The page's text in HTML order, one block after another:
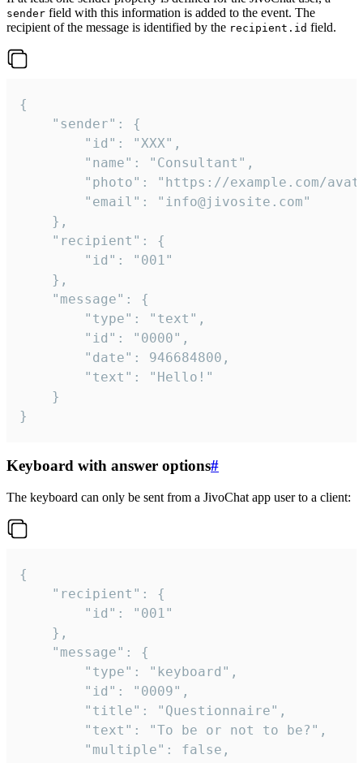
sender field with this information is added to the event. The
recipient of the message is identified by the recipient.id field.
{
}
Keyboard with answer options#
The keyboard can only be sent from a JivoChat app user to a client:
{